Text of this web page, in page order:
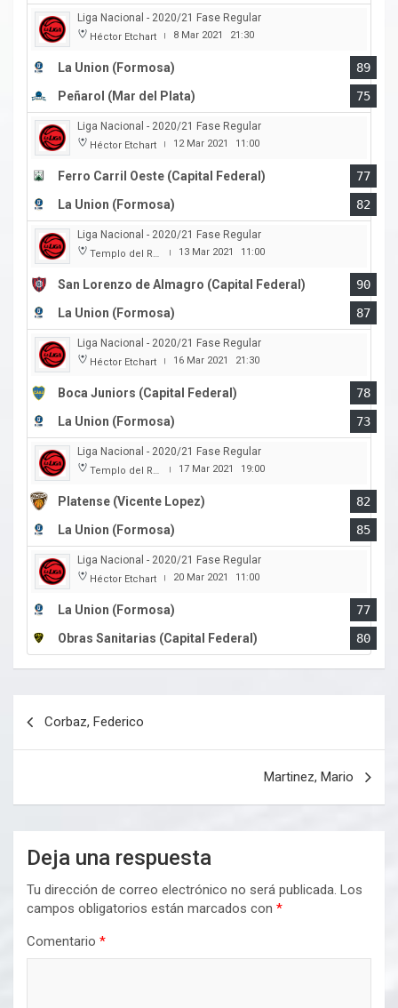
Liga Nacional - 2020/21 Fase Regular
Héctor Etchart | 8 Mar 2021 21:30
La Union (Formosa)
89
Peñarol (Mar del Plata)
75
Liga Nacional - 2020/21 Fase Regular
Héctor Etchart | 12 Mar 2021 11:00
Ferro Carril Oeste (Capital Federal)
77
La Union (Formosa)
82
Liga Nacional - 2020/21 Fase Regular
Templo del Rock | 13 Mar 2021 11:00
San Lorenzo de Almagro (Capital Federal)
90
La Union (Formosa)
87
Liga Nacional - 2020/21 Fase Regular
Héctor Etchart | 16 Mar 2021 21:30
Boca Juniors (Capital Federal)
78
La Union (Formosa)
73
Liga Nacional - 2020/21 Fase Regular
Templo del Rock | 17 Mar 2021 19:00
Platense (Vicente Lopez)
82
La Union (Formosa)
85
Liga Nacional - 2020/21 Fase Regular
Héctor Etchart | 20 Mar 2021 11:00
La Union (Formosa)
77
Obras Sanitarias (Capital Federal)
80
Corbaz, Federico
Martinez, Mario
Deja una respuesta
Tu dirección de correo electrónico no será publicada. Los
campos obligatorios están marcados con *
Comentario *